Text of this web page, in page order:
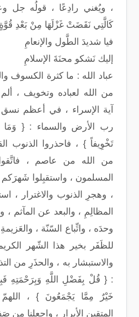
، ويُغني رادِعًا ، قولُه جل
كَالَّتِي نَقَضَتْ غَزْلَهَا مِنْ بَعْدِ قُوَّةٍ
فيا شديدَ الطَّول والإنعامِ
إليك نَشكو محنَةَ الإسلامِ
عباد الله : ما كثرة الكسوف
من الله لعباده وتخويف ،
آية الإسراء ، في أعظم
رب الأرض والسماء : { وَمَا
تَخْوِيفاً } ، فاحذروا الذنوب
من الله من عاصم ، فاتَّقوا
المسلمون ، واستقبِلوا شَهرَكم
، وهجرِ الذنوب والاغترار ،
المظالِمِ ، والبعد عن المآثم ،
وحدَه ، واتِّباع السّنّة ،
للظَفَر بخير هذا الشّهر
والاستبشار به ، والحذَرِ من
: { قُلْ بِفَضْلِ اللَّهِ وَبِرَحْمَتِهِ
خَيْرٌ مِمَّا يَجْمَعُونَ } ،
المتقين الأبرار ، واجعلنا من